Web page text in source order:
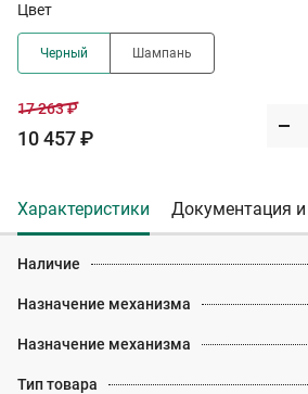
Цвет
Черный Шампань
17 263 ₽
10 457 ₽
Характеристики Документация и
Наличие
Назначение механизма
Назначение механизма
Тип товара